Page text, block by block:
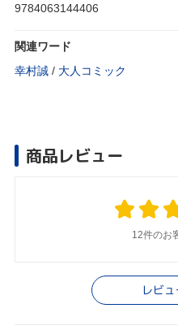
9784063144406
関連ワード
幸村誠 / 大人コミック
商品レビュー
12件のお
レビ